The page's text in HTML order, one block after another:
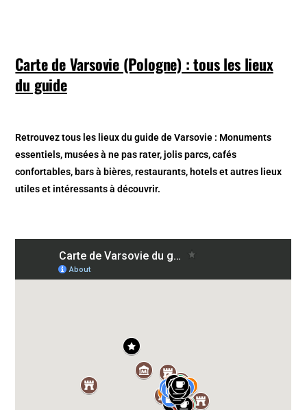
Carte de Varsovie (Pologne) : tous les lieux
du guide
Retrouvez tous les lieux du guide de Varsovie : Monuments
essentiels, musées à ne pas rater, jolis parcs, cafés
confortables, bars à bières, restaurants, hotels et autres lieux
utiles et intéressants à découvrir.